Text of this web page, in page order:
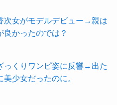
次女がモデルデビュー→親は
良かったのでは？
っくりワンピ姿に反響→出た
少女だったのに。